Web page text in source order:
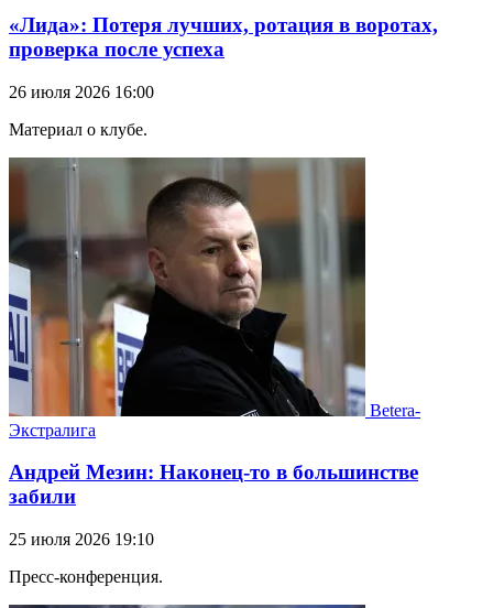
«Лида»: Потеря лучших, ротация в воротах,
проверка после успеха
26 июля 2026 16:00
Материал о клубе.
Betera-
Экстралига
Андрей Мезин: Наконец-то в большинстве
забили
25 июля 2026 19:10
Пресс-конференция.